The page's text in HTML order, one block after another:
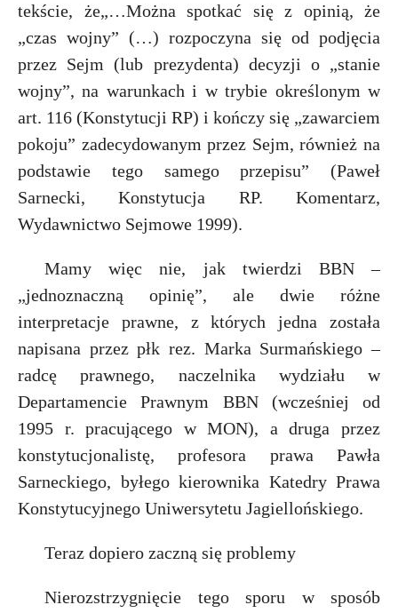
tekście, że„…Można spotkać się z opinią, że
„czas wojny” (…) rozpoczyna się od podjęcia
przez Sejm (lub prezydenta) decyzji o „stanie
wojny”, na warunkach i w trybie określonym w
art. 116 (Konstytucji RP) i kończy się „zawarciem
pokoju” zadecydowanym przez Sejm, również na
podstawie tego samego przepisu” (Paweł
Sarnecki, Konstytucja RP. Komentarz,
Wydawnictwo Sejmowe 1999).
Mamy więc nie, jak twierdzi BBN –
„jednoznaczną opinię”, ale dwie różne
interpretacje prawne, z których jedna została
napisana przez płk rez. Marka Surmańskiego –
radcę prawnego, naczelnika wydziału w
Departamencie Prawnym BBN (wcześniej od
1995 r. pracującego w MON), a druga przez
konstytucjonalistę, profesora prawa Pawła
Sarneckiego, byłego kierownika Katedry Prawa
Konstytucyjnego Uniwersytetu Jagiellońskiego.
Teraz dopiero zaczną się problemy
Nierozstrzygnięcie tego sporu w sposób